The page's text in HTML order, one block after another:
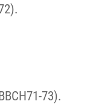
73).